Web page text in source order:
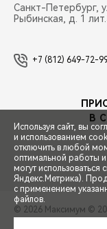
ЗАПИСЬ НА
Санкт-Петербург,
Рыбинская, д. 1
+7 (812) 649-72-
В
© 2026 Максимум ©
Используя сайт, вы
и использованием
отключить в любой
оптимальной работы и
могут использоваться
Яндекс.Метрика).
с применением
файлов.